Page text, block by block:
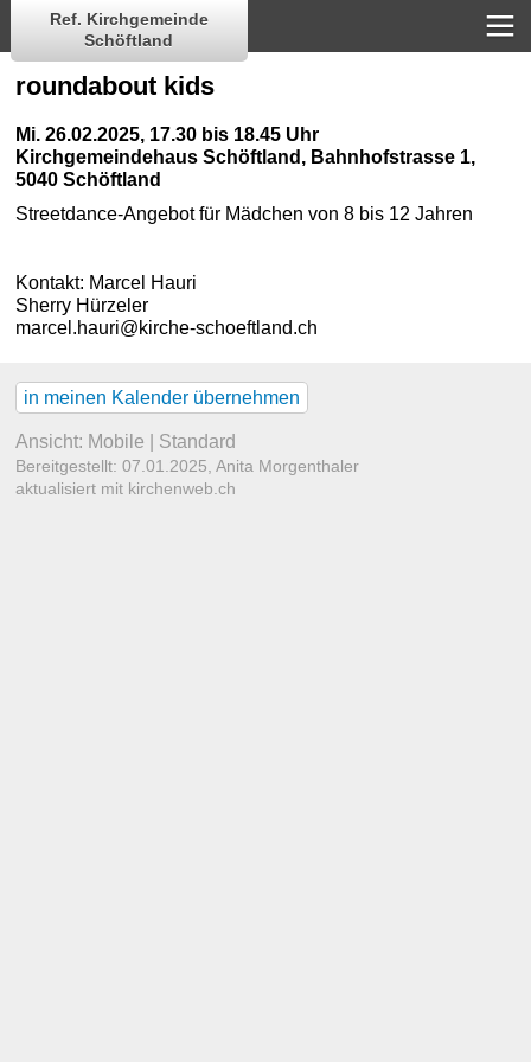
Ref. Kirchgemeinde
Schöftland
roundabout kids
Mi. 26.02.2025, 17.30 bis 18.45 Uhr
Kirchgemeindehaus Schöftland , Bahnhofstrasse 1,
5040 Schöftland
Streetdance-Angebot für Mädchen von 8 bis 12 Jahren
Kontakt: Marcel Hauri
Sherry Hürzeler
marcel.hauri@kirche-schoeftland.ch
in meinen Kalender übernehmen
Ansicht: Mobile Standard
Bereitgestellt: 07.01.2025,Anita Morgenthaler
aktualisiert mit kirchenweb.ch